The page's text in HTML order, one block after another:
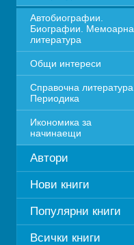
Автобиографии.
Биографии. Мемоарна
литература
Общи интереси
Справочна литература.
Периодика
Икономика за
начинаещи
Автори
Нови книги
Популярни книги
Всички книги